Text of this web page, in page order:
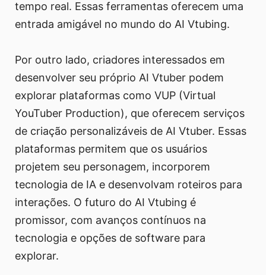
tempo real. Essas ferramentas oferecem uma
entrada amigável no mundo do AI Vtubing.
Por outro lado, criadores interessados em
desenvolver seu próprio AI Vtuber podem
explorar plataformas como VUP (Virtual
YouTuber Production), que oferecem serviços
de criação personalizáveis de AI Vtuber. Essas
plataformas permitem que os usuários
projetem seu personagem, incorporem
tecnologia de IA e desenvolvam roteiros para
interações. O futuro do AI Vtubing é
promissor, com avanços contínuos na
tecnologia e opções de software para
explorar.